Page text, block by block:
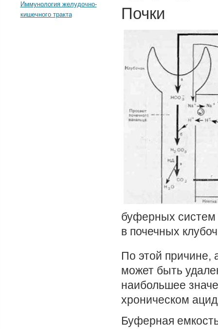
Иммунология желудочно-
кишечного тракта
Почки
буферных систем
в почечных
По этой причине,
может быть
наибольшее
хроническом
Буферная